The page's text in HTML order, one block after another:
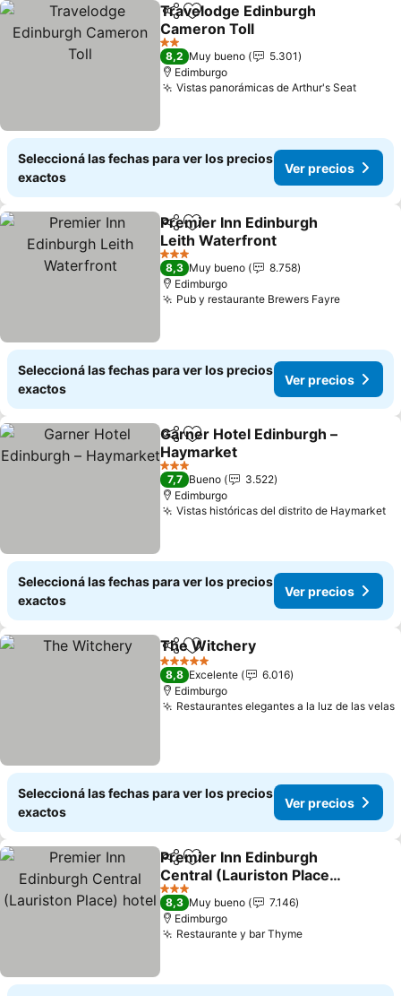
Compartir
Añadir a favoritos
Travelodge Edinburgh
Cameron Toll
Ver precios
2 Estrellas
8,2 Muy bueno
5.301
Edimburgo
Vistas panorámicas de Arthur's SeatVer
Seleccioná las fechas para ver los precios
exactos
Ver precios
CompartirAñadir a favoritos
Premier Inn Edinburgh
Leith Waterfront
Ver precios
3 Estrellas
8,3 Muy bueno
8.758
Edimburgo
Pub y restaurante Brewers FayreVer
Seleccioná las fechas para ver los precios
exactos
Ver precios
CompartirAñadir a favoritos
Garner Hotel Edinburgh –
Haymarket
Ver precios
3 Estrellas
7,7 Bueno
3.522
Edimburgo
Vistas históricas del distrito de Haymarket
Seleccioná las fechas para ver los precios
exactos
Ver precios
Compartir
Añadir a favoritos
The Witchery
5 Estrellas
8,8 Excelente
6.016
Edimburgo
Restaurantes elegantes a la luz de las velas
Seleccioná las fechas para ver los precios
exactos
Ver precios
CompartirAñadir a favoritos
Premier Inn Edinburgh
Central (Lauriston Place)
hotel
Ver precios
3 Estrellas
8,3 Muy bueno
7.146
Edimburgo
Restaurante y bar ThymeVer precios